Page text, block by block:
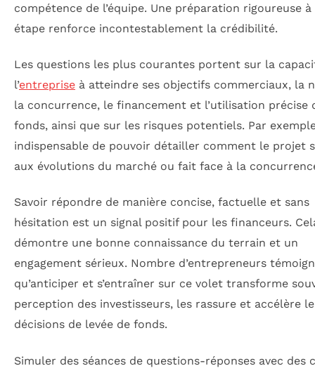
compétence de l’équipe. Une préparation rigoureuse
étape renforce incontestablement la crédibilité.
Les questions les plus courantes portent sur la
l’entreprise à atteindre ses objectifs commerciaux, la
la concurrence, le financement et l’utilisation précise
fonds, ainsi que sur les risques potentiels. Par
indispensable de pouvoir détailler comment le projet
aux évolutions du marché ou fait face à la
Savoir répondre de manière concise, factuelle et sans
hésitation est un signal positif pour les financeurs.
démontre une bonne connaissance du terrain et un
engagement sérieux. Nombre d’entrepreneurs
qu’anticiper et s’entraîner sur ce volet transforme
perception des investisseurs, les rassure et accélère
décisions de levée de fonds.
Simuler des séances de questions-réponses avec des